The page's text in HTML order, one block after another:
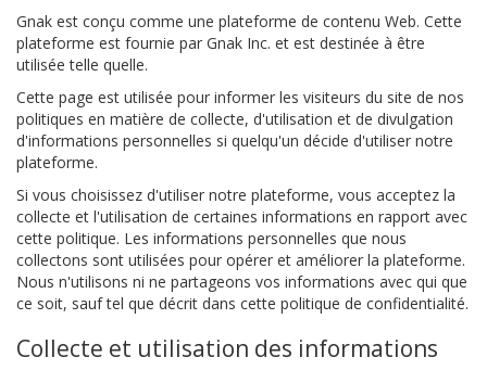
Gnak est conçu comme une plateforme de contenu Web. Cette
plateforme est fournie par Gnak Inc. et est destinée à être
utilisée telle quelle.
Cette page est utilisée pour informer les visiteurs du site de nos
politiques en matière de collecte, d'utilisation et de divulgation
d'informations personnelles si quelqu'un décide d'utiliser notre
plateforme.
Si vous choisissez d'utiliser notre plateforme, vous acceptez la
collecte et l'utilisation de certaines informations en rapport avec
cette politique. Les informations personnelles que nous
collectons sont utilisées pour opérer et améliorer la plateforme.
Nous n'utilisons ni ne partageons vos informations avec qui que
ce soit, sauf tel que décrit dans cette politique de confidentialité.
Collecte et utilisation des informations